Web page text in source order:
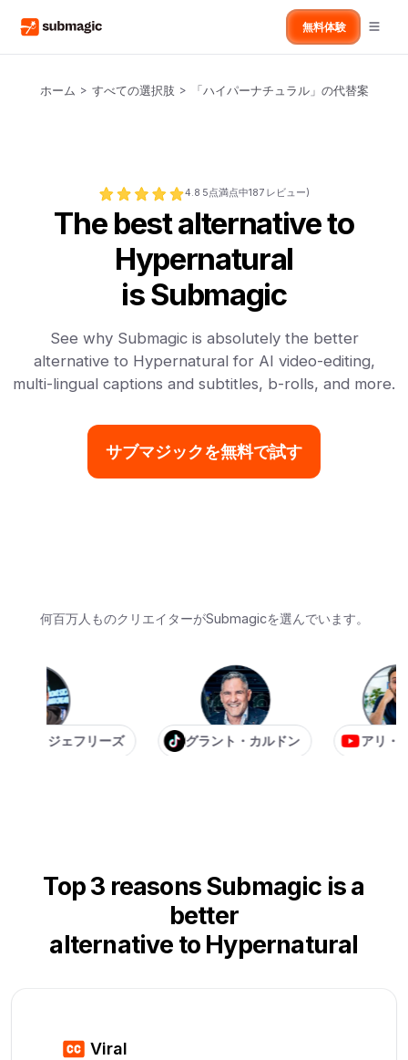
無料体験
ホーム > すべての選択肢 > 「ハイパーナチュラル」の代替案
4.8 5点満点中187 レビュー)
The best alternative to
Hypernatural
is Submagic
See why Submagic is absolutely the better
alternative to Hypernatural for AI video-editing,
multi-lingual captions and subtitles, b-rolls, and more.
サブマジックを無料で試す
何百万人ものクリエイターがSubmagicを選んでいます。
ジェフリーズ グラント・カルドン アリ・アブダ
Top 3 reasons Submagic is a
better
alternative to Hypernatural
Viral